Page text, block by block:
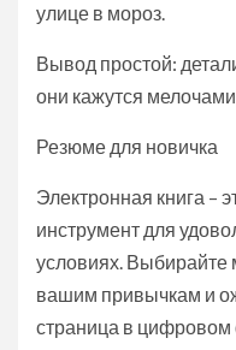
улице в мороз.
Вывод простой:
они кажутся
Резюме для новичка
Электронная книга –
инструмент для
условиях. Выбирайте
вашим привычкам и
страница в